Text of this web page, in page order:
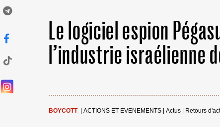
Le logiciel espion
l’industrie israélienne
BOYCOTT |ACTIONS ET EVENEMENTS |Actus Retours